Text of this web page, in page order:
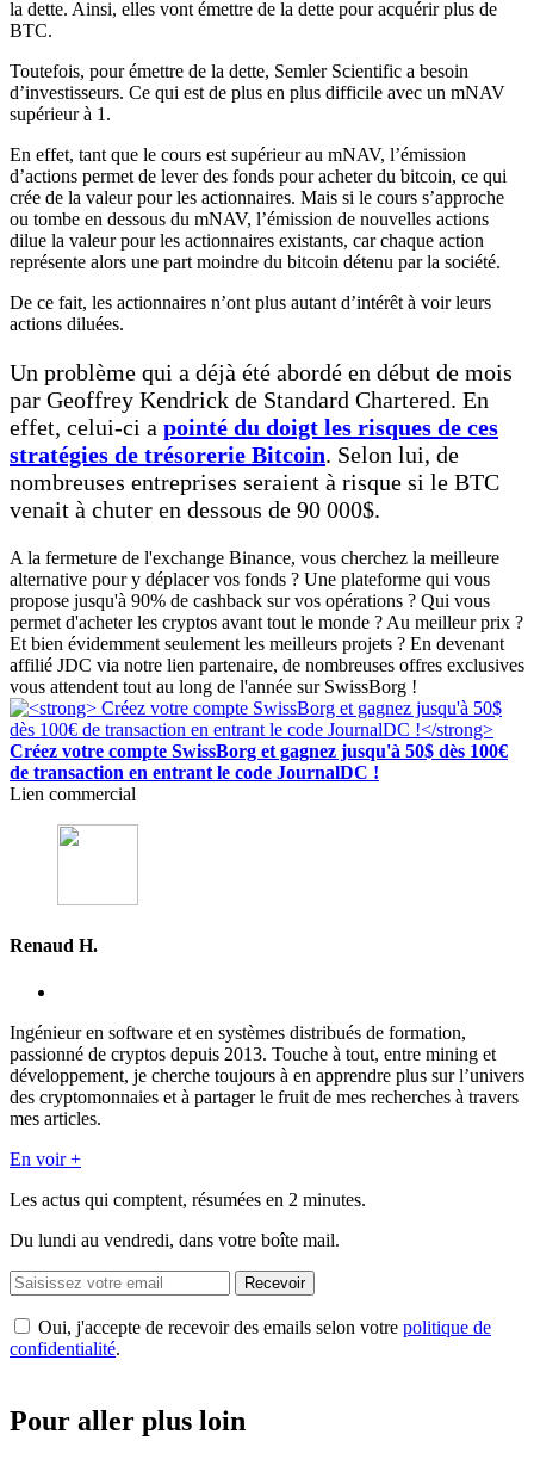
la dette. Ainsi, elles vont émettre de la dette pour acquérir plus de
BTC.
Toutefois, pour émettre de la dette, Semler Scientific a besoin
d’investisseurs. Ce qui est de plus en plus difficile avec un mNAV
supérieur à 1.
En effet, tant que le cours est supérieur au mNAV, l’émission
d’actions permet de lever des fonds pour acheter du bitcoin, ce qui
crée de la valeur pour les actionnaires. Mais si le cours s’approche
ou tombe en dessous du mNAV, l’émission de nouvelles actions
dilue la valeur pour les actionnaires existants, car chaque action
représente alors une part moindre du bitcoin détenu par la société.
De ce fait, les actionnaires n’ont plus autant d’intérêt à voir leurs
actions diluées.
Un problème qui a déjà été abordé en début de mois
par Geoffrey Kendrick de Standard Chartered. En
effet, celui-ci a pointé du doigt les risques de ces
stratégies de trésorerie Bitcoin. Selon lui, de
nombreuses entreprises seraient à risque si le BTC
venait à chuter en dessous de 90 000$.
A la fermeture de l'exchange Binance, vous cherchez la meilleure
alternative pour y déplacer vos fonds ? Une plateforme qui vous
propose jusqu'à 90% de cashback sur vos opérations ? Qui vous
permet d'acheter les cryptos avant tout le monde ? Au meilleur prix ?
Et bien évidemment seulement les meilleurs projets ? En devenant
affilié JDC via notre lien partenaire, de nombreuses offres exclusives
vous attendent tout au long de l'année sur SwissBorg !
Créez votre compte SwissBorg et gagnez jusqu'à 50$ dès 100€
de transaction en entrant le code JournalDC !
Lien commercial
Renaud H.
Ingénieur en software et en systèmes distribués de formation,
passionné de cryptos depuis 2013. Touche à tout, entre mining et
développement, je cherche toujours à en apprendre plus sur l’univers
des cryptomonnaies et à partager le fruit de mes recherches à travers
mes articles.
En voir +
Les actus qui comptent, résumées en 2 minutes.
Du lundi au vendredi, dans votre boîte mail.
Recevoir
Oui, j'accepte de recevoir des emails selon votre politique de
confidentialité.
Pour aller plus loin